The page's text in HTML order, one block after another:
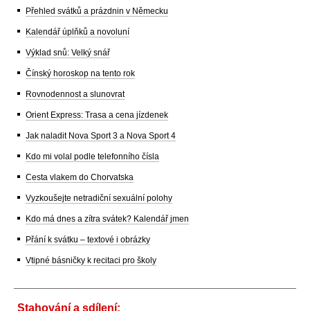
Přehled svátků a prázdnin v Německu
Kalendář úplňků a novoluní
Výklad snů: Velký snář
Čínský horoskop na tento rok
Rovnodennost a slunovrat
Orient Express: Trasa a cena jízdenek
Jak naladit Nova Sport 3 a Nova Sport 4
Kdo mi volal podle telefonního čísla
Cesta vlakem do Chorvatska
Vyzkoušejte netradiční sexuální polohy
Kdo má dnes a zítra svátek? Kalendář jmen
Přání k svátku – textové i obrázky
Vtipné básničky k recitaci pro školy
Stahování a sdílení: